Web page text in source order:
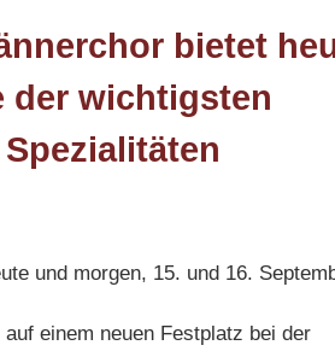
bietet
der wichtigsten
und morgen, 15. und 16.
einem neuen Festplatz bei der